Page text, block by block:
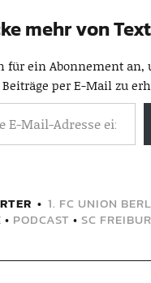
mehr von
für ein Abonnement an,
Beiträge per E-Mail zu
1. FC UNION
• PODCAST • SC